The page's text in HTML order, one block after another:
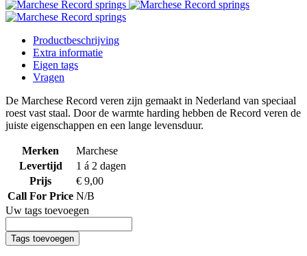
Productbeschrijving
Extra informatie
Eigen tags
Vragen
De Marchese Record veren zijn gemaakt in Nederland van speciaal
roest vast staal. Door de warmte harding hebben de Record veren de
juiste eigenschappen en een lange levensduur.
Merken
Marchese
Levertijd
1 á 2 dagen
Prijs
€ 9,00
Call For Price N/B
Uw tags toevoegen
Tags toevoegen